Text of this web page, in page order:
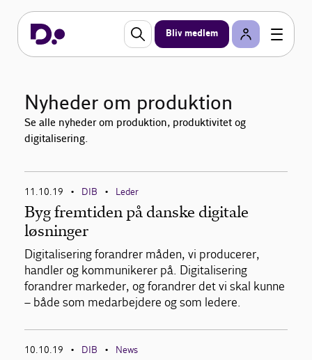
Bliv medlem
Nyheder om produktion
Se alle nyheder om produktion, produktivitet og
digitalisering.
11.10.19 • DIB • Leder
Byg fremtiden på danske digitale
løsninger
Digitalisering forandrer måden, vi producerer,
handler og kommunikerer på. Digitalisering
forandrer markeder, og forandrer det vi skal kunne
– både som medarbejdere og som ledere.
10.10.19 • DIB • News